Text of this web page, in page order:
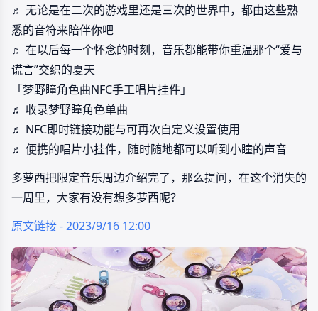
♬ 无论是在二次的游戏里还是三次的世界中，都由这些熟
悉的音符来陪伴你吧
♬ 在以后每一个怀念的时刻，音乐都能带你重温那个“爱与
谎言”交织的夏天
「梦野瞳角色曲NFC手工唱片挂件」
♬ 收录梦野瞳角色单曲
♬ NFC即时链接功能与可再次自定义设置使用
♬ 便携的唱片小挂件，随时随地都可以听到小瞳的声音
多萝西把限定音乐周边介绍完了，那么提问，在这个消失的
一周里，大家有没有想多萝西呢？
原文链接 - 2023/9/16 12:00